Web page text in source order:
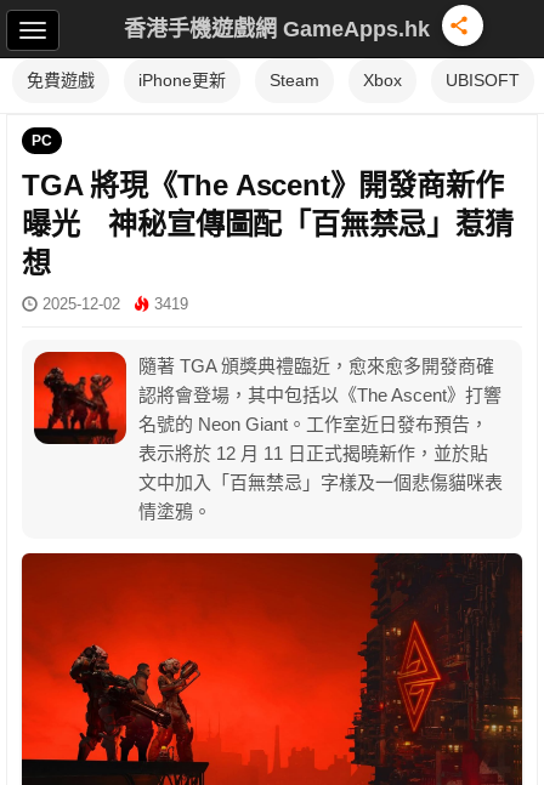
香港手機遊戲網 GameApps.hk
免費遊戲 iPhone更新 Steam Xbox UBISOFT
PC
TGA 將現《The Ascent》開發商新作
曝光 神秘宣傳圖配「百無禁忌」惹猜
想
2025-12-02 3419
隨著 TGA 頒獎典禮臨近，愈來愈多開發商確
認將會登場，其中包括以《The Ascent》打響
名號的 Neon Giant。工作室近日發布預告，
表示將於 12 月 11 日正式揭曉新作，並於貼
文中加入「百無禁忌」字樣及一個悲傷貓咪表
情塗鴉。